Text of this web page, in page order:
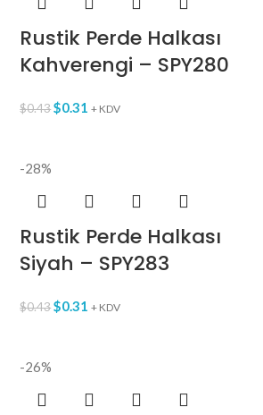
Rustik Perde Halkası
Kahverengi – SPY280
$0.43 $0.31 + KDV
-28%
Rustik Perde Halkası
Siyah – SPY283
$0.43 $0.31 + KDV
-26%